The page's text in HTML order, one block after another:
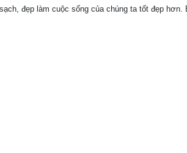
đẹp làm cuộc sống của chúng ta tốt đẹp